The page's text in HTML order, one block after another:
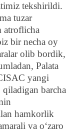
tekshirildi.
tuzar
atroflicha
bir necha oy
olib bordik,
Palata
yangi
barcha
hamkorlik
va o‘zaro